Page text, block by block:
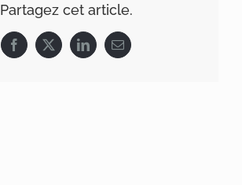
Partagez cet article.
Facebook
X LinkedInEmail